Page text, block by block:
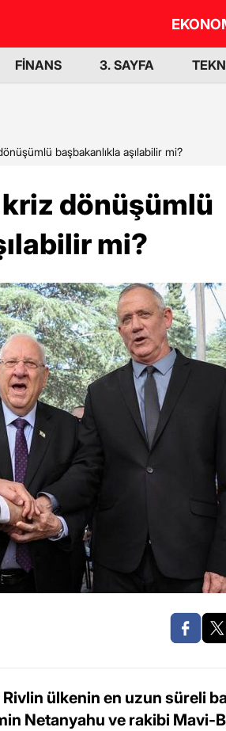
FİNANS 3. SAYFA
başbakanlıkla aşılabilir mi?
dönüşümlü
mi?
ülkenin en uzun süreli
Netanyahu ve rakibi Mavi-